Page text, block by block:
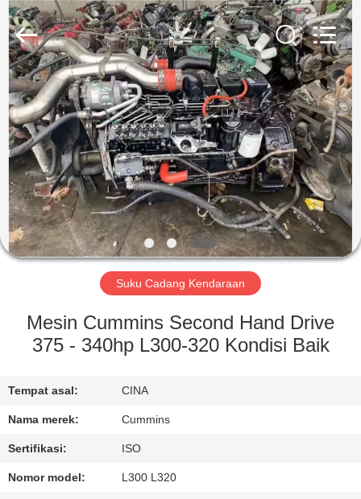
RUMAH
PRODUK
TENTANG
KAMI
TUR
KONTROL
HUBUNGI
KAMI
COOPER
INDUSTRY
CO.,
LTD..
Rights
Reserved.
Suku Cadang Kendaraan
Mesin Cummins Second Hand Drive
375 - 340hp L300-320 Kondisi Baik
Tempat asal: CINA
Nama merek: Cummins
Sertifikasi: ISO
Nomor model: L300 L320